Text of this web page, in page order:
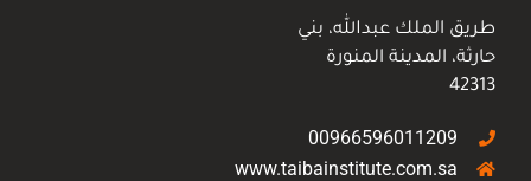
طريق الملك عبدالله، بني
حارثة، المدينة المنورة
42313
00966596011209
www.taibainstitute.com.sa